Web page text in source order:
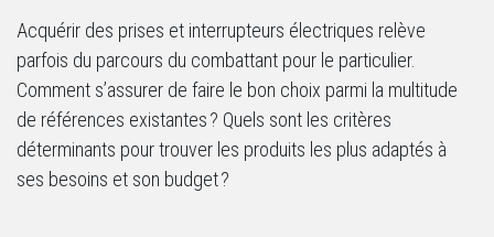
Acquérir des prises et interrupteurs électriques relève
parfois du parcours du combattant pour le particulier.
Comment s’assurer de faire le bon choix parmi la multitude
de références existantes ? Quels sont les critères
déterminants pour trouver les produits les plus adaptés à
ses besoins et son budget ?